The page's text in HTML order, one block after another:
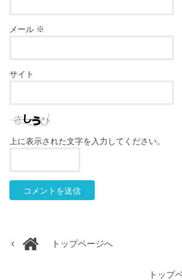
メール ※
サイト
上に表示された文字を入力してください。
トップページへ
トップ